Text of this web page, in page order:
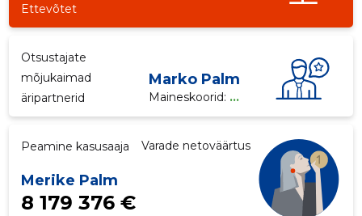
Ettevõtet
Otsustajate
mõjukaimad
äripartnerid
Marko Palm
Maineskoorid: ...
Peamine kasusaaja
Merike Palm
Varade netoväärtus
8 179 376 €